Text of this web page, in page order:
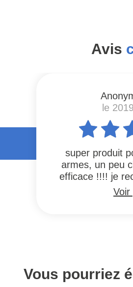
Avis
le
super produit
armes, un peu
efficace !!!! je
Voir
Vous pourriez